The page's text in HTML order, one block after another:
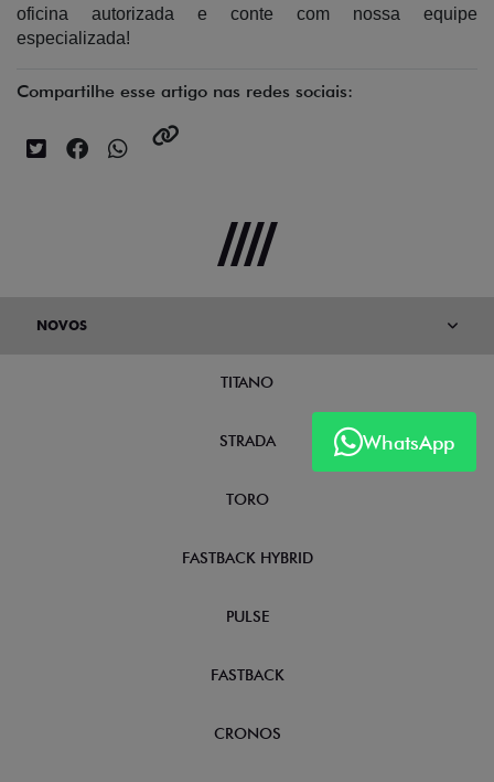
oficina autorizada e conte com nossa equipe
especializada!
Compartilhe esse artigo nas redes sociais:
WhatsApp
NOVOS
TITANO
STRADA
TORO
FASTBACK HYBRID
PULSE
FASTBACK
CRONOS